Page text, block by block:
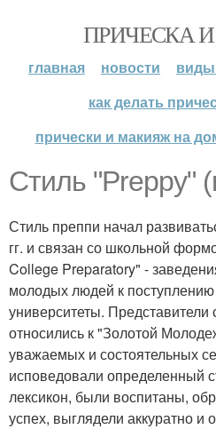
ПРИЧЕСКА
главная новости
виды
как делать
прически и макияж на
Стиль "Preppy"
Стиль преппи начал
гг. и связан со школьной
College Preparatory" -
молодых людей к
университеты. Представители
относились к "Золотой
уважаемых и состоятельных
исповедовали определенный
лексикон, были воспитаны,
успех, выглядели аккуратно и